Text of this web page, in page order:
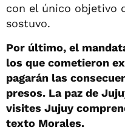
con el único objetivo
sostuvo.
Por último, el
los que cometieron
pagarán las
presos. La paz de
visites Jujuy
texto Morales.